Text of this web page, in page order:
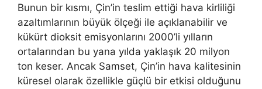
Bunun bir kısmı, Çin’in teslim ettiği hava kirliliği
azaltımlarının büyük ölçeği ile açıklanabilir ve
kükürt dioksit emisyonlarını 2000’li yılların
ortalarından bu yana yılda yaklaşık 20 milyon
ton keser. Ancak Samset, Çin’in hava kalitesinin
küresel olarak özellikle güçlü bir etkisi olduğunu